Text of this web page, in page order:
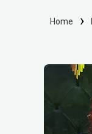
Home